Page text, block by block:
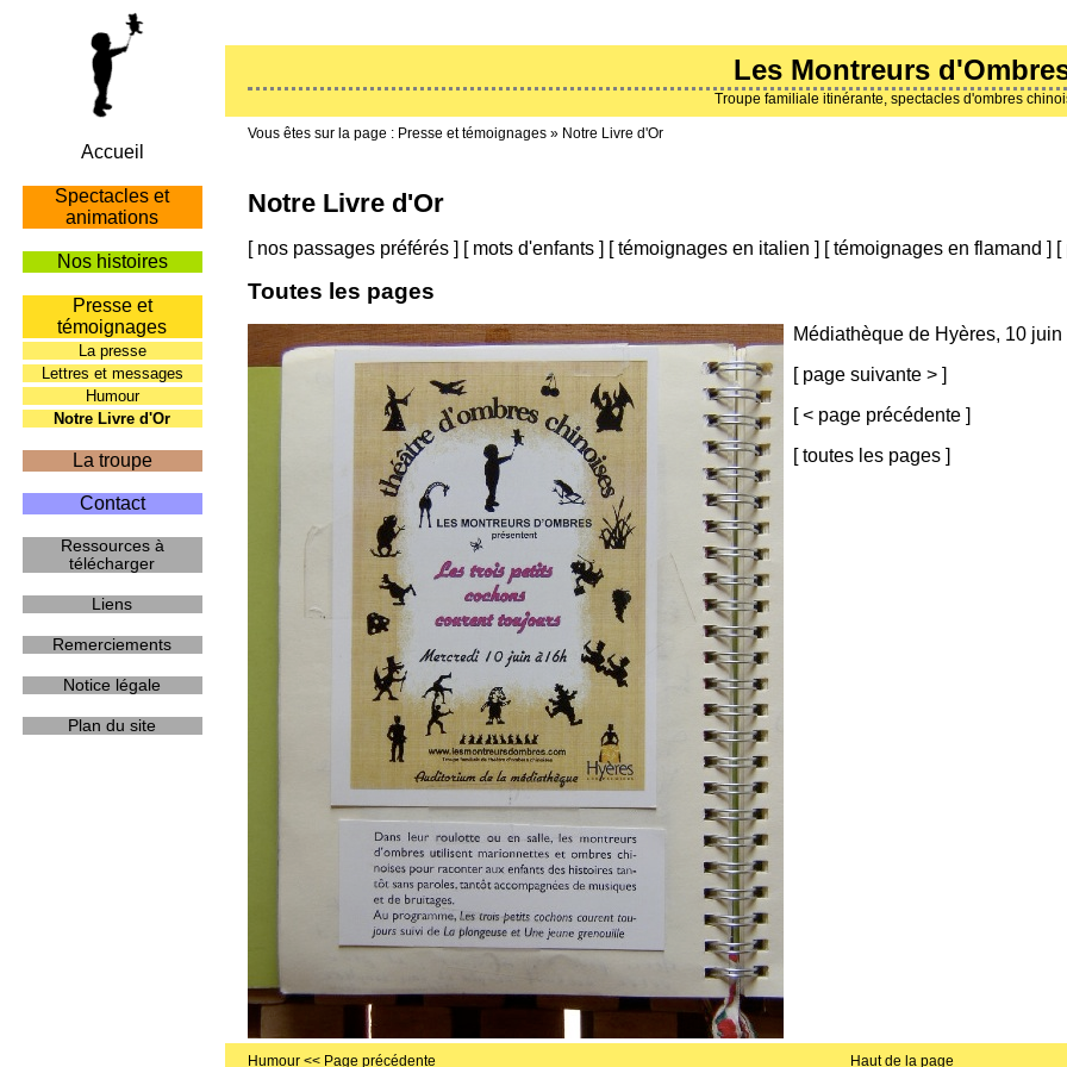
Les Montreurs
Troupe familiale itinérante, spectacles d'ombres
Presse et témoignages» Notre Livre d'Or
Notre Livre d'Or
[ nos passages préférés] [ mots d'enfants] [témoignages en italien ] [témoignages en flamand ] [
Toutes les pages
Médiathèque de Hyères, 10 juin
[ page suivante > ]
[< page précédente ]
[toutes les pages ]
Accueil
Spectacles et
animations
Nos histoires
Presse et
témoignages
La presse
Lettres et messages
Humour
Notre Livre d'Or
La troupe
Contact
Ressources à
télécharger
Liens
Remerciements
Notice légale
Plan du site
Humour Haut de la page